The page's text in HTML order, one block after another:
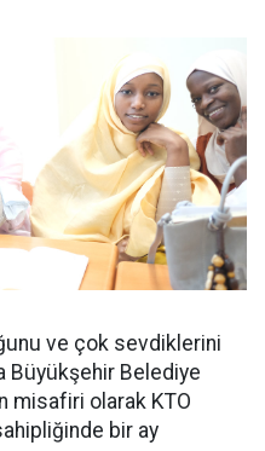
ve çok sevdiklerini
Büyükşehir Belediye
misafiri olarak KTO
bir ay